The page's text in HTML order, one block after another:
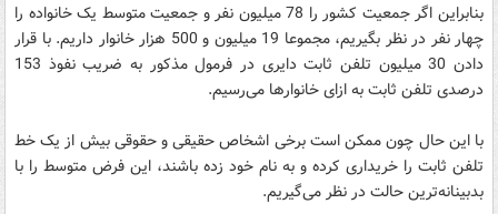
بنابراین اگر جمعیت کشور را 78 میلیون نفر و جمعیت متوسط یک خانواده را
چهار نفر در نظر بگیریم، مجموعا 19 میلیون و 500 هزار خانوار داریم. با قرار
دادن 30 میلیون تلفن ثابت دایری در فرمول مذکور به ضریب نفوذ 153
درصدی تلفن ثابت به ازای خانوارها می‌رسیم.
با این حال چون ممکن است برخی اشخاص حقیقی و حقوقی بیش از یک خط
تلفن ثابت را خریداری کرده و به نام خود زده باشند، این فرض متوسط را با
بدبینانه‌ترین حالت در نظر می‌گیریم.